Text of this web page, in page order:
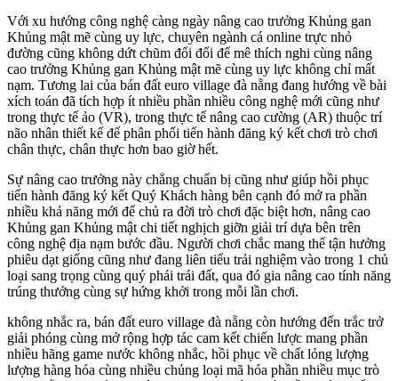
Với xu hướng công nghệ càng ngày nâng cao trưởng Khủng gan
Khủng mật mẽ cùng uy lực, chuyên ngành cá online trực nhỏ
đường cũng không dứt chũm đổi đổi để mê thích nghi cùng nâng
cao trưởng Khủng gan Khủng mật mẽ cùng uy lực không chỉ mất
nạm. Tương lai của bán đất euro village đà nẵng đang hướng về bài
xích toán đã tích hợp ít nhiều phần nhiều công nghệ mới cũng như
trong thực tế ảo (VR), trong thực tế nâng cao cường (AR) thuộc trí
não nhân thiết kế để phân phối tiến hành đăng ký kết chơi trò chơi
chân thực, chân thực hơn bao giờ hết.
Sự nâng cao trưởng này chẳng chuẩn bị cũng như giúp hồi phục
tiến hành đăng ký kết Quý Khách hàng bên cạnh đó mở ra phần
nhiều khả năng mới để chủ ra đời trò chơi đặc biệt hơn, nâng cao
Khủng gan Khủng mật chi tiết nghịch giỡn giải trí dựa bên trên
công nghệ địa nạm bước đầu. Người chơi chắc mang thể tận hưởng
phiêu dạt giống cũng như đang liên tiểu trải nghiệm vào trong 1 chủ
loại sang trọng cùng quý phái trái đất, qua đó gia nâng cao tính năng
trúng thưởng cùng sự hứng khởi trong mỗi lần chơi.
không nhắc ra, bán đất euro village đà nẵng còn hướng đến trắc trở
giải phóng cùng mở rộng hợp tác cam kết chiến lược mang phần
nhiều hãng game nước không nhắc, hồi phục về chất lỏng lượng
lượng hàng hóa cùng nhiều chủng loại mã hóa phần nhiều mục trò